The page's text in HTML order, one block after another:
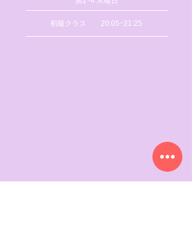
初級クラス 20:05~21:25